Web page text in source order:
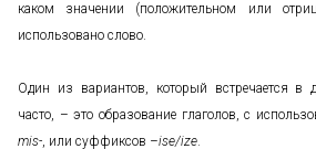
каком значении (положительном или
использовано слово.
Один из вариантов, который встречается в
часто, – это образование глаголов, с
mis-, или суффиксов –ise/ize.